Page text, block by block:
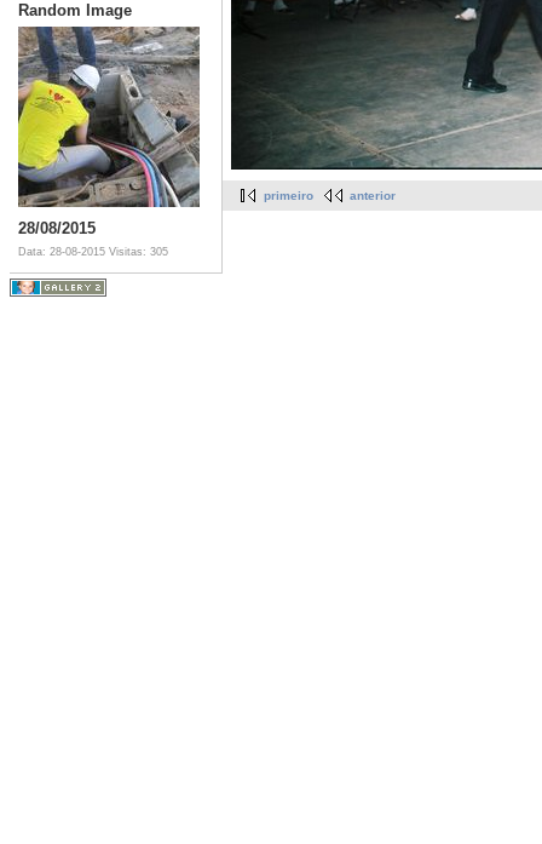
Random Image
28/08/2015
Data: 28-08-2015 Visitas: 305
primeiro anterior